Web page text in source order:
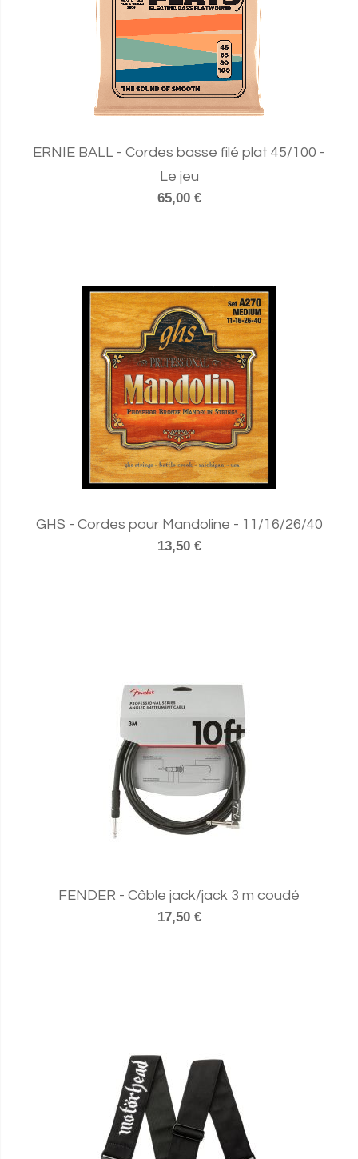
ERNIE BALL - Cordes basse filé plat 45/100 -
Le jeu
65,00 €
GHS - Cordes pour Mandoline - 11/16/26/40
13,50 €
FENDER - Câble jack/jack 3 m coudé
17,50 €